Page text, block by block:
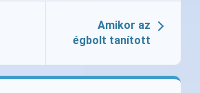
Amikor az
égbolt tanított